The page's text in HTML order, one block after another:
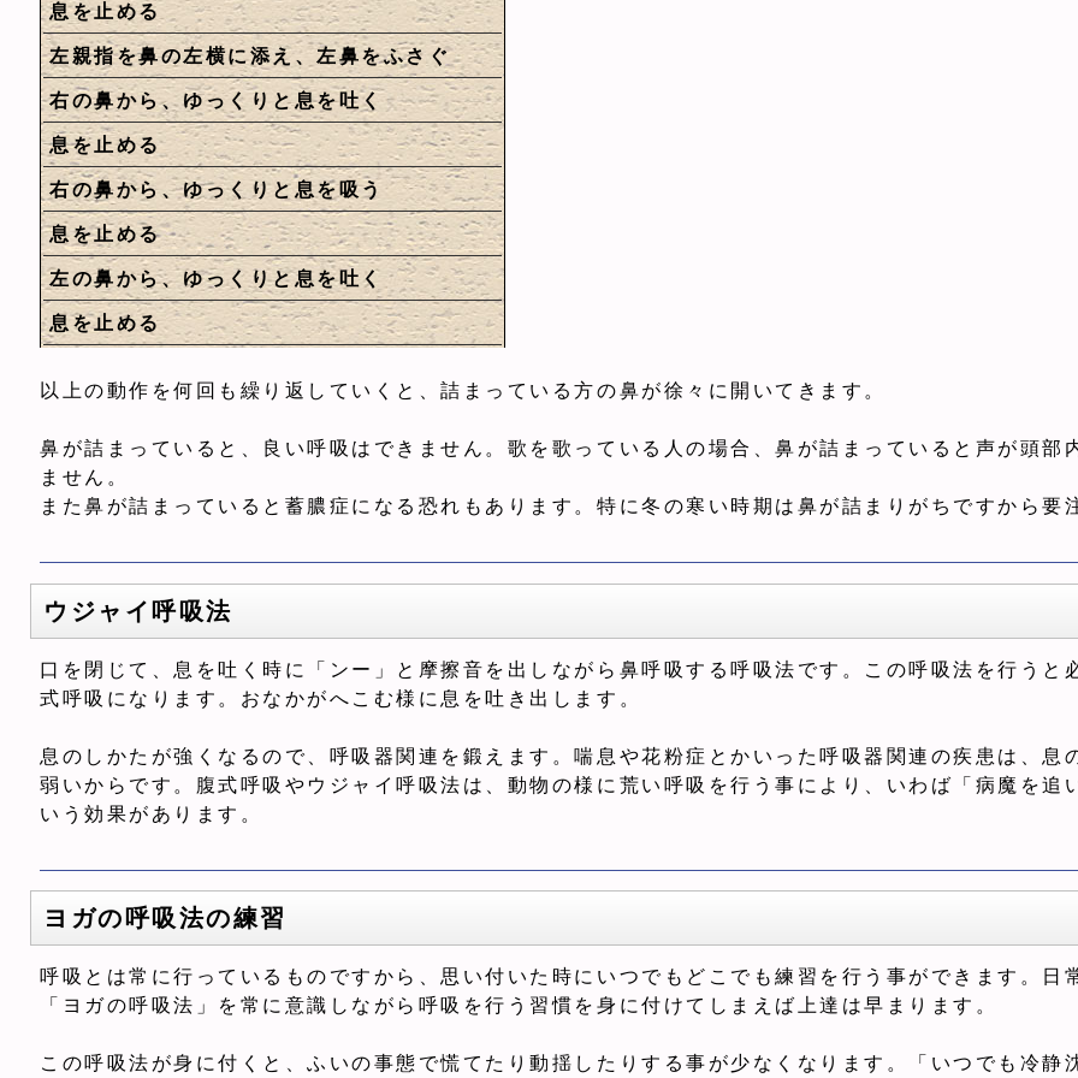
息を止める
左親指を鼻の左横に添え、左鼻をふさぐ
右の鼻から、ゆっくりと息を吐く
息を止める
右の鼻から、ゆっくりと息を吸う
息を止める
左の鼻から、ゆっくりと息を吐く
息を止める
以上の動作を何回も繰り返していくと、詰まっている方の鼻が徐々に開いてきます。
鼻が詰まっていると、良い呼吸はできません。歌を歌っている人の場合、鼻が詰まっていると声が頭部
ません。
また鼻が詰まっていると蓄膿症になる恐れもあります。特に冬の寒い時期は鼻が詰まりがちですから要
ウジャイ呼吸法
口を閉じて、息を吐く時に「ンー」と摩擦音を出しながら鼻呼吸する呼吸法です。この呼吸法を行うと
式呼吸になります。おなかがへこむ様に息を吐き出します。
息のしかたが強くなるので、呼吸器関連を鍛えます。喘息や花粉症とかいった呼吸器関連の疾患は、息
弱いからです。腹式呼吸やウジャイ呼吸法は、動物の様に荒い呼吸を行う事により、いわば「病魔を追
いう効果があります。
ヨガの呼吸法の練習
呼吸とは常に行っているものですから、思い付いた時にいつでもどこでも練習を行う事ができます。日
「ヨガの呼吸法」を常に意識しながら呼吸を行う習慣を身に付けてしまえば上達は早まります。
この呼吸法が身に付くと、ふいの事態で慌てたり動揺したりする事が少なくなります。「いつでも冷静